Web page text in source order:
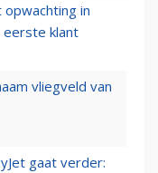
opwachting in
eerste klant
vliegveld van
gaat verder: